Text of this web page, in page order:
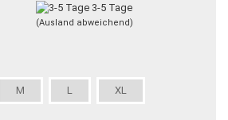
3-5 Tage
(Ausland abweichend)
M L XL